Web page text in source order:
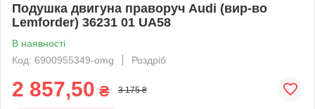
Подушка двигуна праворуч Audi (вир-во
Lemforder) 36231 01 UA58
В наявності
Код: 6900955349-omg
Роздріб
2 857,50 ₴ 3 175 ₴